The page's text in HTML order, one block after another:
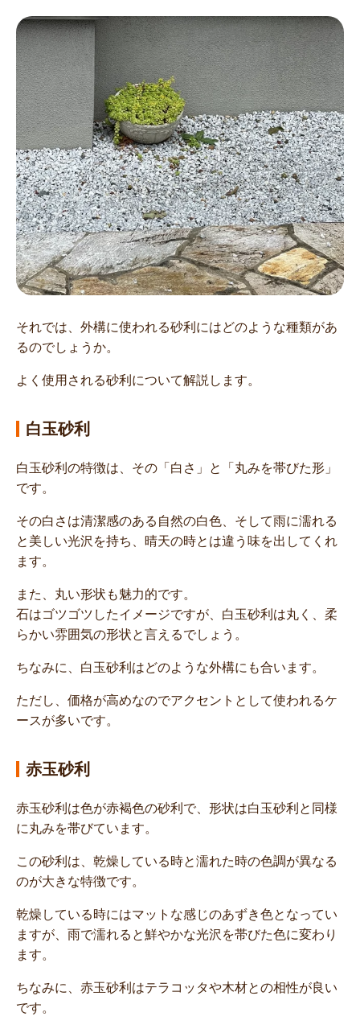
それでは、外構に使われる砂利にはどのような種類があ
るのでしょうか。
よく使用される砂利について解説します。
白玉砂利
白玉砂利の特徴は、その「白さ」と「丸みを帯びた形」
です。
その白さは清潔感のある自然の白色、そして雨に濡れる
と美しい光沢を持ち、晴天の時とは違う味を出してくれ
ます。
また、丸い形状も魅力的です。
石はゴツゴツしたイメージですが、白玉砂利は丸く、柔
らかい雰囲気の形状と言えるでしょう。
ちなみに、白玉砂利はどのような外構にも合います。
ただし、価格が高めなのでアクセントとして使われるケ
ースが多いです。
赤玉砂利
赤玉砂利は色が赤褐色の砂利で、形状は白玉砂利と同様
に丸みを帯びています。
この砂利は、乾燥している時と濡れた時の色調が異なる
のが大きな特徴です。
乾燥している時にはマットな感じのあずき色となってい
ますが、雨で濡れると鮮やかな光沢を帯びた色に変わり
ます。
ちなみに、赤玉砂利はテラコッタや木材との相性が良い
です。